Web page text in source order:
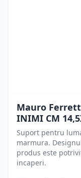
Mauro Ferretti
INIMI CM
Suport pentru
marmura.
produs este
incaperi.